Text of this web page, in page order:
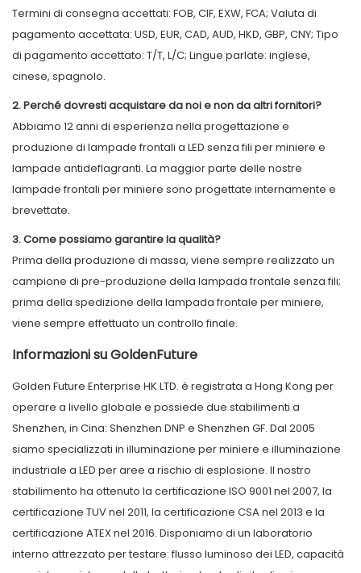
Termini di consegna accettati: FOB, CIF, EXW, FCA; Valuta di
pagamento accettata: USD, EUR, CAD, AUD, HKD, GBP, CNY; Tipo
di pagamento accettato: T/T, L/C; Lingue parlate: inglese,
cinese, spagnolo.
2. Perché dovresti acquistare da noi e non da altri fornitori?
Abbiamo 12 anni di esperienza nella progettazione e
produzione di lampade frontali a LED senza fili per miniere e
lampade antideflagranti. La maggior parte delle nostre
lampade frontali per miniere sono progettate internamente e
brevettate.
3. Come possiamo garantire la qualità?
Prima della produzione di massa, viene sempre realizzato un
campione di pre-produzione della lampada frontale senza fili;
prima della spedizione della lampada frontale per miniere,
viene sempre effettuato un controllo finale.
Informazioni su GoldenFuture
Golden Future Enterprise HK LTD. è registrata a Hong Kong per
operare a livello globale e possiede due stabilimenti a
Shenzhen, in Cina: Shenzhen DNP e Shenzhen GF. Dal 2005
siamo specializzati in illuminazione per miniere e illuminazione
industriale a LED per aree a rischio di esplosione. Il nostro
stabilimento ha ottenuto la certificazione ISO 9001 nel 2007, la
certificazione TUV nel 2011, la certificazione CSA nel 2013 e la
certificazione ATEX nel 2016. Disponiamo di un laboratorio
interno attrezzato per testare: flusso luminoso dei LED, capacità